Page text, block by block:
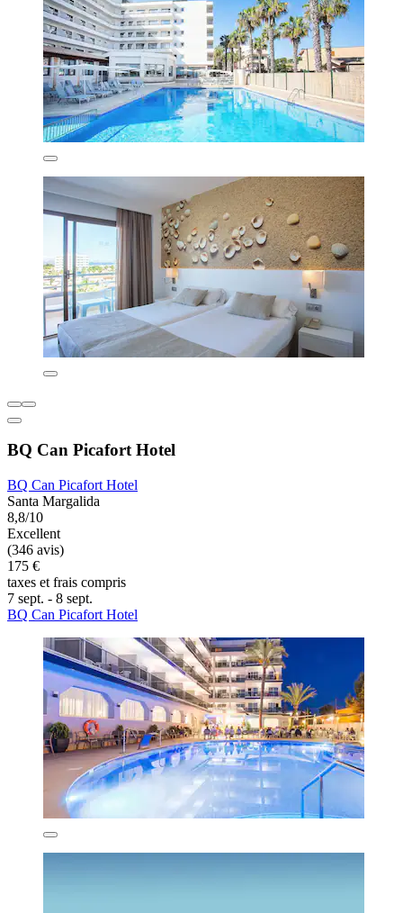
BQ Can Picafort Hotel
BQ Can Picafort Hotel
Santa Margalida
8,8/10
Excellent
(346 avis)
175 €
taxes et frais compris
7 sept. - 8 sept.
BQ Can Picafort Hotel